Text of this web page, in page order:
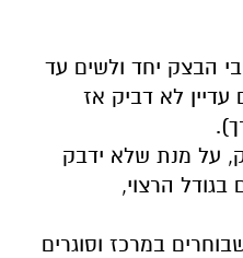
הבצק יחד ולשים עד
לא דביק אז
על מנת שלא ידבק
בגודל הרצוי,
במרכז וסוגרים